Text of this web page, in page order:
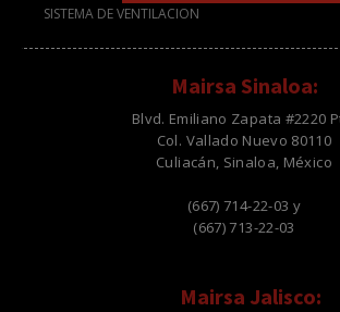
SISTEMA DE VENTILACION
Mairsa Sinaloa:
Blvd. Emiliano Zapata #2220
Col. Vallado Nuevo 80110
Culiacán, Sinaloa, México
(667) 714-22-03 y
(667) 713-22-03
Mairsa Jalisco: